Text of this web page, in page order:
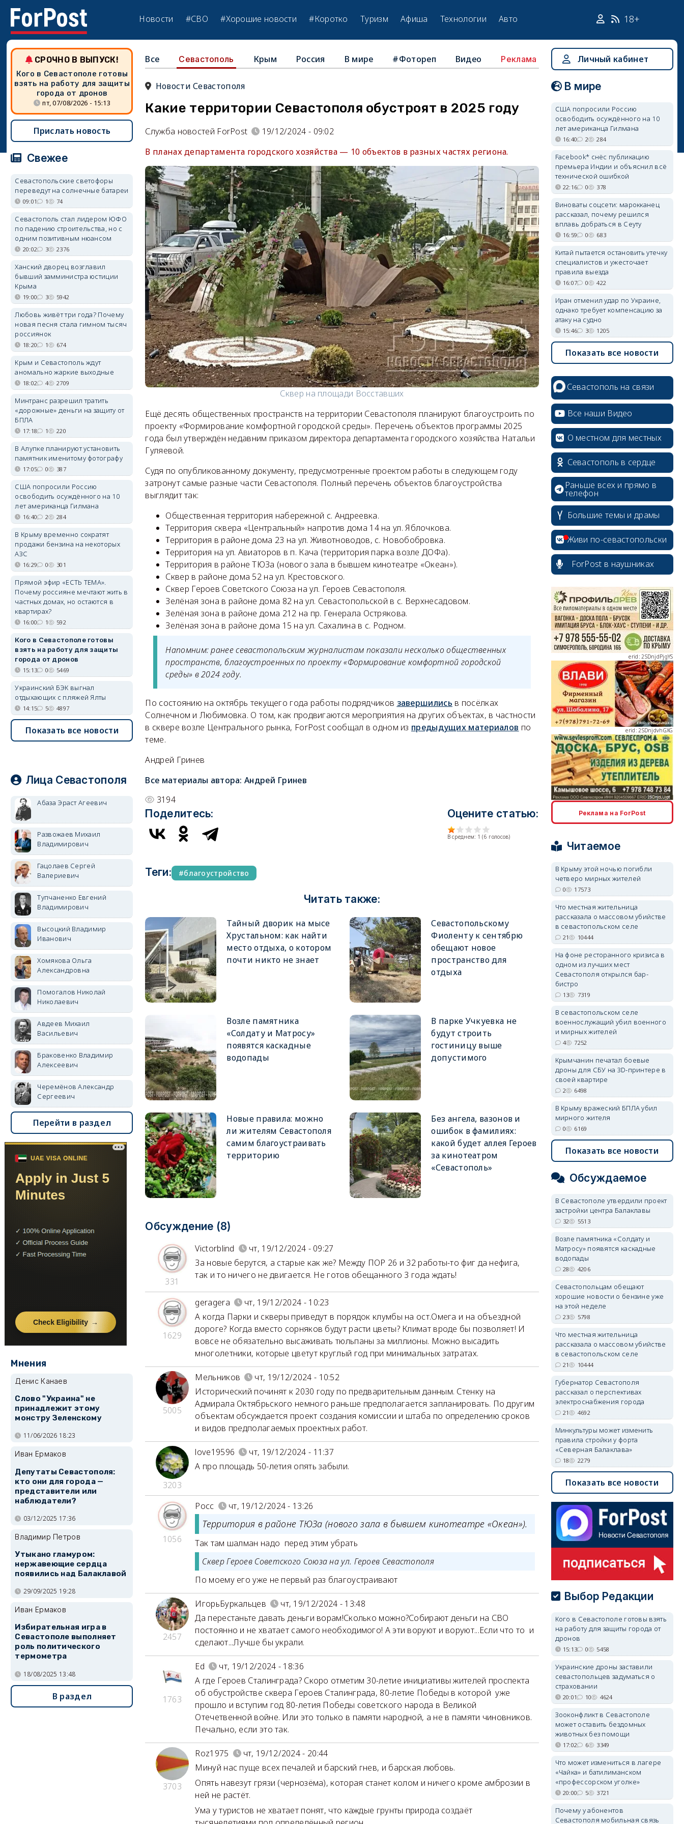
Новости #СВО #Хорошие новости #Коротко Туризм Афиша Технологии Авто 18+
Все Севастополь Крым Россия В мире #Фотореп Видео Реклама
Новости Севастополя
Какие территории Севастополя обустроят в 2025 году
Служба новостей ForPost
19/12/2024 - 09:02
В планах департамента городского хозяйства — 10 объектов в разных частях региона.
Сквер на площади Восставших
Ещё десять общественных пространств на территории Севастополя планируют благоустроить по
проекту «Формирование комфортной городской среды». Перечень объектов программы 2025
года был утверждён недавним приказом директора департамента городского хозяйства Натальи
Гуляевой.
Судя по опубликованному документу, предусмотренные проектом работы в следующем году
затронут самые разные части Севастополя. Полный перечень объектов благоустройства
выглядит так:
Общественная территория набережной с. Андреевка.
Территория сквера «Центральный» напротив дома 14 на ул. Яблочкова.
Территория в районе дома 23 на ул. Животноводов, с. Новобобровка.
Территория на ул. Авиаторов в п. Кача (территория парка возле ДОФа).
Территория в районе ТЮЗа (нового зала в бывшем кинотеатре «Океан»).
Сквер в районе дома 52 на ул. Крестовского.
Сквер Героев Советского Союза на ул. Героев Севастополя.
Зелёная зона в районе дома 82 на ул. Севастопольской в с. Верхнесадовом.
Зелёная зона в районе дома 212 на пр. Генерала Острякова.
Зелёная зона в районе дома 15 на ул. Сахалина в с. Родном.
Напомним: ранее севастопольским журналистам показали несколько общественных
пространств, благоустроенных по проекту «Формирование комфортной городской
среды» в 2024 году.
По состоянию на октябрь текущего года работы подрядчиков завершились в посёлках
Солнечном и Любимовка. О том, как продвигаются мероприятия на других объектах, в частности
в сквере возле Центрального рынка, ForPost сообщал в одном из предыдущих материалов по
теме.
Андрей Гринев
Все материалы автора:Андрей Гринев
3194
Поделитесь: Оцените статью:
В среднем: 1 (6 голосов)
Теги: благоустройство
Читать также:
Тайный дворик на мысе
Хрустальном: как найти
место отдыха, о котором
почти никто не знает
Севастопольскому
Фиоленту к сентябрю
обещают новое
пространство для
отдыха
Возле памятника
«Солдату и Матросу»
появятся каскадные
водопады
В парке Учкуевка не
будут строить
гостиницу выше
допустимого
Новые правила: можно
ли жителям Севастополя
самим благоустраивать
территорию
Без ангела, вазонов и
ошибок в фамилиях:
какой будет аллея Героев
за кинотеатром
«Севастополь»
Обсуждение (8)
331
Victorblind
чт, 19/12/2024 - 09:27
За новые берутся, а старые как же? Между ПОР 26 и 32 работы-то фиг да нефига,
так и то ничего не двигается. Не готов обещанного 3 года ждать!
1629
geragera
чт, 19/12/2024 - 10:23
А когда Парки и скверы приведут в порядок клумбы на ост.Омега и на объездной
дороге? Когда вместо сорняков будут расти цветы? Климат вроде бы позволяет! И
вовсе не обязательно высаживать тюльпаны за миллионы. Можно высадить
многолетники, которые цветут круглый год при минимальных затратах.
5005
Мельников
чт, 19/12/2024 - 10:52
Исторический починят к 2030 году по предварительным данным. Стенку на
Адмирала Октябрьского немного раньше предполагается запланировать. По другим
объектам обсуждается проект создания комиссии и штаба по определению сроков
и видов предполагаемых проектных работ.
3203
love19596
чт, 19/12/2024 - 11:37
А про площадь 50-летия опять забыли.
1056
Росс чт, 19/12/2024 - 13:26
Территория в районе ТЮЗа (нового зала в бывшем кинотеатре «Океан»).
Так там шалман надо перед этим убрать
Сквер Героев Советского Союза на ул. Героев Севастополя
По моему его уже не первый раз благоустраивают
2457
ИгорьБуркальцев
чт, 19/12/2024 - 13:48
Да перестаньте давать деньги ворам!Сколько можно?Собирают деньги на СВО
постоянно и не хватает самого необходимого! А эти воруют и воруют...Если что то и
сделают...Лучше бы украли.
1763
Ed
чт, 19/12/2024 - 18:36
А где Героев Сталинграда? Скоро отметим 30-летие инициативы жителей проспекта
об обустройстве сквера Героев Сталинграда, 80-летие Победы в которой уже
прошло и вступим год 80-летия Победы советского народа в Великой
Отечетвенной войне. Или это только в памяти народной, а не в памяти чиновников.
Печально, если это так.
3703
Roz1975
чт, 19/12/2024 - 20:44
Минуй нас пуще всех печалей и барский гнев, и барская любовь.
Опять навезут грязи (чернозёма), которая станет колом и ничего кроме амброзии в
ней не растёт.
Ума у туристов не хватает понят, что каждые грунты природа создаёт
СРОЧНО В ВЫПУСК!
Кого в Севастополе готовы
взять на работу для защиты
города от дронов
пт, 07/08/2026 - 15:13
Прислать новость
Свежее
Севастопольские светофоры
переведут на солнечные батареи
09:01 1 74
Севастополь стал лидером ЮФО
по падению строительства, но с
одним позитивным нюансом
20:02 3 2376
Ханский дворец возглавил
бывший замминистра юстиции
Крыма
19:00 3 5942
Любовь живёт три года? Почему
новая песня стала гимном тысяч
россиянок
18:20 1 674
Крым и Севастополь ждут
аномально жаркие выходные
18:02 4 2709
Минтранс разрешил тратить
«дорожные» деньги на защиту от
БПЛА
17:18 1 220
В Алупке планируют установить
памятник именитому фотографу
17:05 0 387
США попросили Россию
освободить осуждённого на 10
лет американца Гилмана
16:40 2 284
В Крыму временно сократят
продажи бензина на некоторых
АЗС
16:29 0 301
Прямой эфир «ЕСТЬ ТЕМА».
Почему россияне мечтают жить в
частных домах, но остаются в
квартирах?
16:00 1 592
Кого в Севастополе готовы
взять на работу для защиты
города от дронов
15:13 0 5469
Украинский БЭК выгнал
отдыхающих с пляжей Ялты
14:15 5 4897
Показать все новости
Лица Севастополя
Абаза Эраст Агеевич
Развожаев Михаил
Владимирович
Гацолаев Сергей
Валериевич
Тупчаненко Евгений
Владимирович
Высоцкий Владимир
Иванович
Хомякова Ольга
Александровна
Помогалов Николай
Николаевич
Авдеев Михаил
Васильевич
Браковенко Владимир
Алексеевич
Черемёнов Александр
Сергеевич
Перейти в раздел
Мнения
Денис Канаев
Слово "Украина" не
принадлежит этому
монстру Зеленскому
11/06/2026 18:23
Иван Ермаков
Депутаты Севастополя:
кто они для города —
представители или
наблюдатели?
03/12/2025 17:36
Владимир Петров
Утыкано гламуром:
нержавеющие сердца
появились над Балаклавой
29/09/2025 19:28
Иван Ермаков
Избирательная игра в
Севастополе выполняет
роль политического
термометра
18/08/2025 13:48
В раздел
Личный кабинет
В мире
США попросили Россию
освободить осуждённого на 10
лет американца Гилмана
16:40 2 284
Facebook* снёс публикацию
премьера Индии и объяснил всё
технической ошибкой
22:16 0 378
Виноваты соцсети: марокканец
рассказал, почему решился
вплавь добраться в Сеуту
16:59 0 683
Китай пытается остановить утечку
специалистов и ужесточает
правила выезда
16:07 0 422
Иран отменил удар по Украине,
однако требует компенсацию за
атаку на судно
15:46 3 1205
Показать все новости
Севастополь на связи
Все наши Видео
О местном для местных
Севастополь в сердце
Раньше всех и прямо в
телефон
Большие темы и драмы
Живи по-севастопольски
ForPost в наушниках
erid: 2SDnjdPjgYS
erid: 2SDnjdvhGXG
erid: 2SDnjcLUypt
erid: 2SDnjcrDNw6
erid: 2SDnjdvhGXG
Реклама на ForPost
Читаемое
В Крыму этой ночью погибли
четверо мирных жителей
0 17573
Что местная жительница
рассказала о массовом убийстве
в севастопольском селе
21 10444
На фоне ресторанного кризиса в
одном из лучших мест
Севастополя открылся бар-
бистро
13 7319
В севастопольском селе
военнослужащий убил военного
и мирных жителей
4 7252
Крымчанин печатал боевые
дроны для СБУ на 3D-принтере в
своей квартире
2 6498
В Крыму вражеский БПЛА убил
мирного жителя
0 6169
Показать все новости
Обсуждаемое
В Севастополе утвердили проект
застройки центра Балаклавы
32 5513
Возле памятника «Солдату и
Матросу» появятся каскадные
водопады
28 4206
Севастопольцам обещают
хорошие новости о бензине уже
на этой неделе
23 5798
Что местная жительница
рассказала о массовом убийстве
в севастопольском селе
21 10444
Губернатор Севастополя
рассказал о перспективах
электроснабжения города
21 4692
Минкультуры может изменить
правила стройки у форта
«Северная Балаклава»
18 2279
Показать все новости
Выбор Редакции
Кого в Севастополе готовы взять
на работу для защиты города от
дронов
15:13 0 5458
Украинские дроны заставили
севастопольцев задуматься о
страховании
20:01 10 4624
Зооконфликт в Севастополе
может оставить бездомных
животных без помощи
17:02 6 3349
Что может измениться в лагере
«Чайка» и батилиманском
«профессорском уголке»
20:00 5 3721
Почему у абонентов
Севастополя мобильная связь